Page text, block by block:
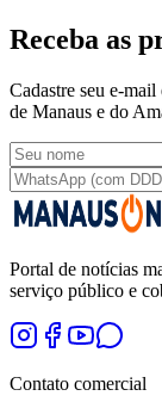
Receba as
Cadastre seu e-
de Manaus e do
Portal de notícias
serviço público e
Contato comercial